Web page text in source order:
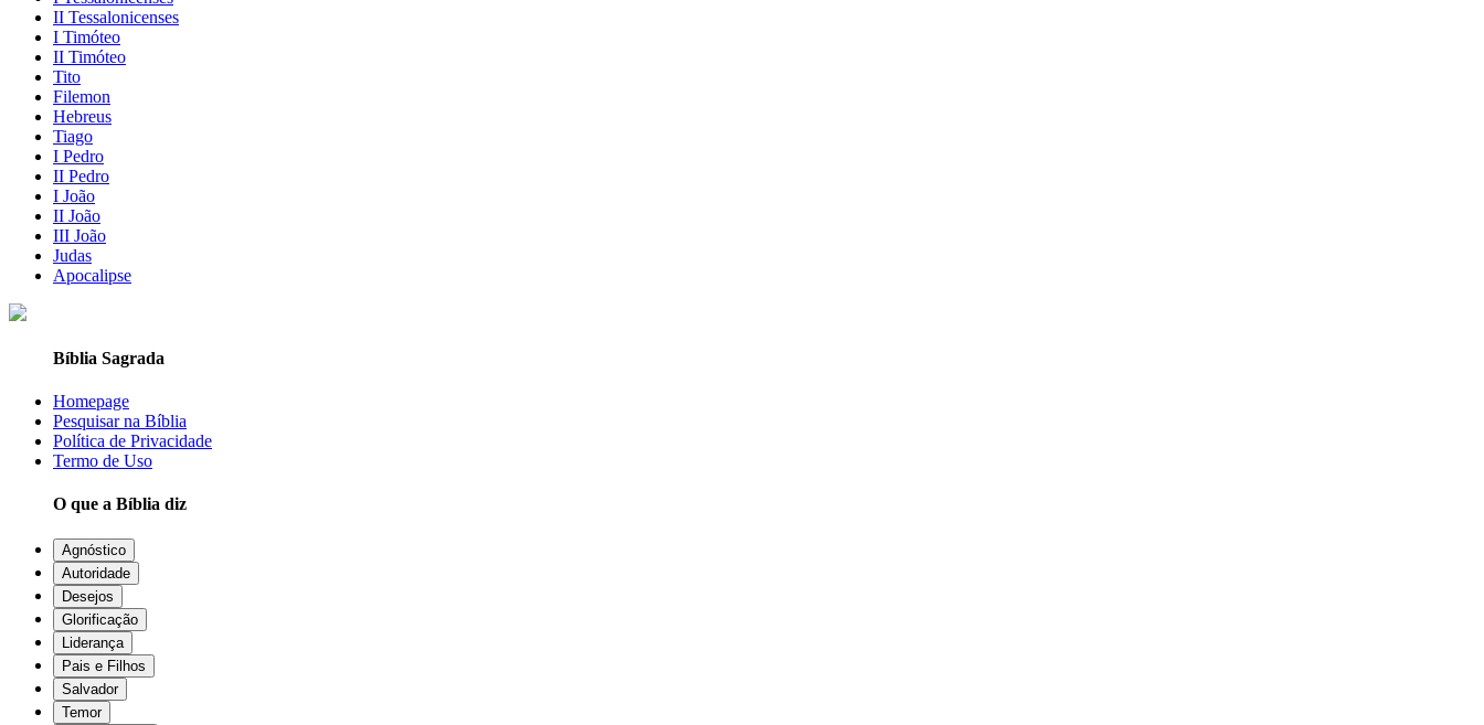
II Tessalonicenses
I Timóteo
II Timóteo
Tito
Filemon
Hebreus
Tiago
I Pedro
II Pedro
I João
II João
III João
Judas
Apocalipse
Bíblia Sagrada
Homepage
Pesquisar na Bíblia
Política de Privacidade
Termo de Uso
O que a Bíblia diz
Agnóstico
Autoridade
Desejos
Glorificação
Liderança
Pais e Filhos
Salvador
Temor